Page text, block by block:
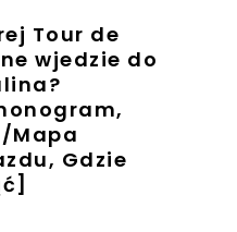
Tour de
wjedzie do
Mapa
Gdzie